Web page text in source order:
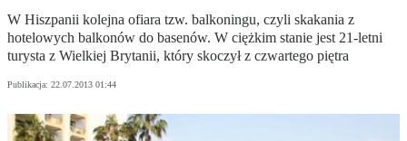
W Hiszpanii kolejna ofiara tzw. balkoningu, czyli skakania z
hotelowych balkonów do basenów. W ciężkim stanie jest 21-letni
turysta z Wielkiej Brytanii, który skoczył z czwartego piętra
Publikacja: 22.07.2013 01:44